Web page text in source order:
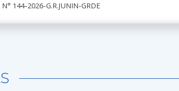
144-2026-G.R.JUNIN-GRDE